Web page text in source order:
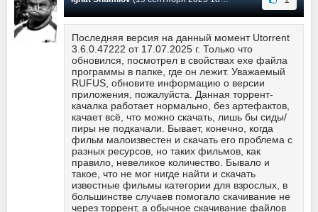
Последняя версия на данный момент Utorrent
3.6.0.47222 от 17.07.2025 г. Только что
обновился, посмотрел в свойствах exe файла
программы в папке, где он лежит. Уважаемый
RUFUS, обновите информацию о версии
приложения, пожалуйста. Данная торрент-
качалка работает нормально, без артефактов,
качает всё, что можно скачать, лишь бы сиды/
пиры не подкачали. Бывает, конечно, когда
фильм малоизвестен и скачать его проблема с
разных ресурсов, но таких фильмов, как
правило, невеликое количество. Бывало и
такое, что не мог нигде найти и скачать
известные фильмы категории для взрослых, в
большинстве случаев помогало скачивание не
через торрент, а обычное скачивание файлов